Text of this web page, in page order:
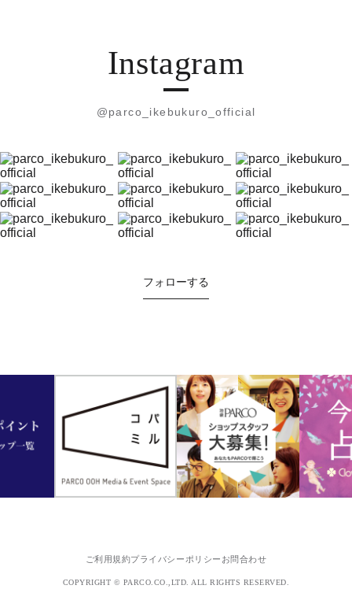
Instagram
@parco_ikebukuro_official
フォローする
ご利用規約プライバシーポリシー お問合わせ
COPYRIGHT © PARCO.CO.,LTD. ALL RIGHTS RESERVED.